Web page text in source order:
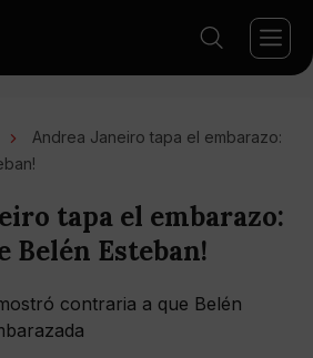
Andrea Janeiro tapa el embarazo:
tapa el embarazo:
Belén Esteban!
contraria a que Belén